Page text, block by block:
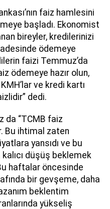
faiz hamlesini
başladı. Ekonomist
bireyler, kredilerinizi
ödemeye
faizi Temmuz’da
ödemeye hazır olun,
ve kredi kartı
dedi.
da “TCMB faiz
Bu ihtimal zaten
yansıdı ve bu
düşüş beklemek
haftalar öncesinde
bir gevşeme, daha
beklentim
yükseliş